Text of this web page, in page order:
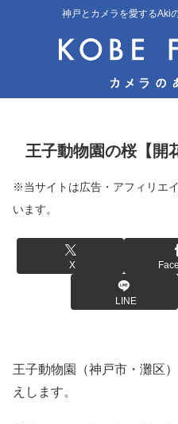
神戸とカメラを愛するAki
王子動物園の桜【開
※当サイトは広告・アフィリエ
います。
X
LINE
王子動物園（神戸市・灘区
えします。